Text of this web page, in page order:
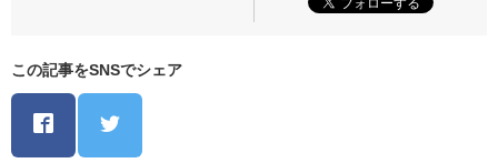
この記事をSNSでシェア